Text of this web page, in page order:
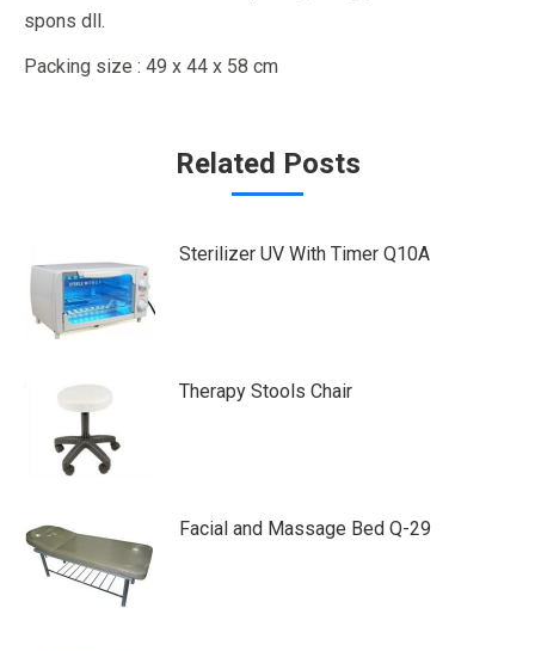
spons dll.
Packing size : 49 x 44 x 58 cm
Related Posts
Sterilizer UV With Timer Q10A
Therapy Stools Chair
Facial and Massage Bed Q-29